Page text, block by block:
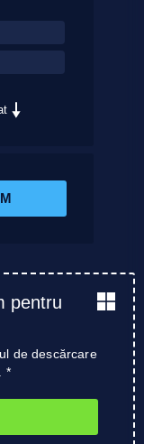
pentru
de descărcare
*